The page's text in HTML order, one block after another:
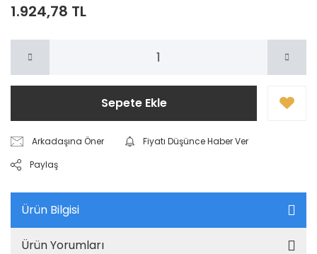
1.924,78 TL
Sepete Ekle
Arkadaşına Öner
Fiyatı Düşünce Haber Ver
Paylaş
Ürün Bilgisi
Ürün Yorumları